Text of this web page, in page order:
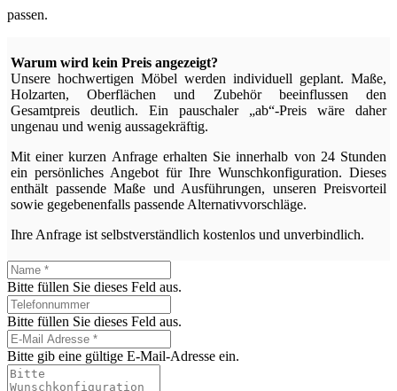
passen.
Warum wird kein Preis angezeigt?
Unsere hochwertigen Möbel werden individuell geplant. Maße,
Holzarten, Oberflächen und Zubehör beeinflussen den
Gesamtpreis deutlich. Ein pauschaler „ab“-Preis wäre daher
ungenau und wenig aussagekräftig.
Mit einer kurzen Anfrage erhalten Sie innerhalb von 24 Stunden
ein persönliches Angebot für Ihre Wunschkonfiguration. Dieses
enthält passende Maße und Ausführungen, unseren Preisvorteil
sowie gegebenenfalls passende Alternativvorschläge.
Ihre Anfrage ist selbstverständlich kostenlos und unverbindlich.
Bitte füllen Sie dieses Feld aus.
Bitte füllen Sie dieses Feld aus.
Bitte gib eine gültige E-Mail-Adresse ein.